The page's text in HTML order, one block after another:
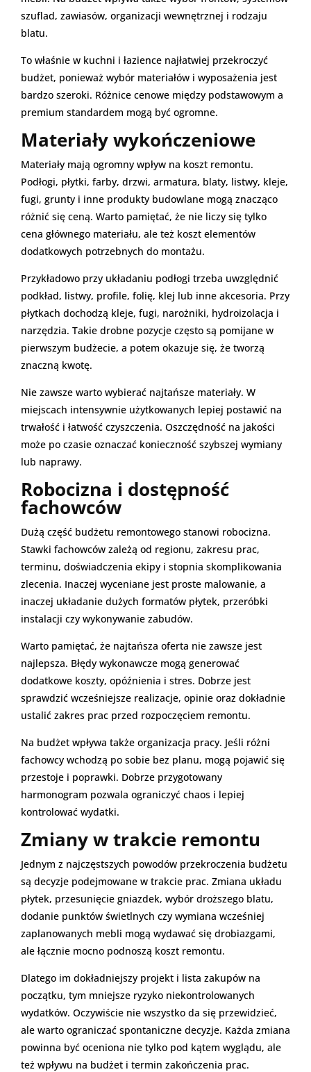
szuflad, zawiasów, organizacji wewnętrznej i rodzaju
blatu.
To właśnie w kuchni i łazience najłatwiej przekroczyć
budżet, ponieważ wybór materiałów i wyposażenia jest
bardzo szeroki. Różnice cenowe między podstawowym a
premium standardem mogą być ogromne.
Materiały wykończeniowe
Materiały mają ogromny wpływ na koszt remontu.
Podłogi, płytki, farby, drzwi, armatura, blaty, listwy, kleje,
fugi, grunty i inne produkty budowlane mogą znacząco
różnić się ceną. Warto pamiętać, że nie liczy się tylko
cena głównego materiału, ale też koszt elementów
dodatkowych potrzebnych do montażu.
Przykładowo przy układaniu podłogi trzeba uwzględnić
podkład, listwy, profile, folię, klej lub inne akcesoria. Przy
płytkach dochodzą kleje, fugi, narożniki, hydroizolacja i
narzędzia. Takie drobne pozycje często są pomijane w
pierwszym budżecie, a potem okazuje się, że tworzą
znaczną kwotę.
Nie zawsze warto wybierać najtańsze materiały. W
miejscach intensywnie użytkowanych lepiej postawić na
trwałość i łatwość czyszczenia. Oszczędność na jakości
może po czasie oznaczać konieczność szybszej wymiany
lub naprawy.
Robocizna i dostępność
fachowców
Dużą część budżetu remontowego stanowi robocizna.
Stawki fachowców zależą od regionu, zakresu prac,
terminu, doświadczenia ekipy i stopnia skomplikowania
zlecenia. Inaczej wyceniane jest proste malowanie, a
inaczej układanie dużych formatów płytek, przeróbki
instalacji czy wykonywanie zabudów.
Warto pamiętać, że najtańsza oferta nie zawsze jest
najlepsza. Błędy wykonawcze mogą generować
dodatkowe koszty, opóźnienia i stres. Dobrze jest
sprawdzić wcześniejsze realizacje, opinie oraz dokładnie
ustalić zakres prac przed rozpoczęciem remontu.
Na budżet wpływa także organizacja pracy. Jeśli różni
fachowcy wchodzą po sobie bez planu, mogą pojawić się
przestoje i poprawki. Dobrze przygotowany
harmonogram pozwala ograniczyć chaos i lepiej
kontrolować wydatki.
Zmiany w trakcie remontu
Jednym z najczęstszych powodów przekroczenia budżetu
są decyzje podejmowane w trakcie prac. Zmiana układu
płytek, przesunięcie gniazdek, wybór droższego blatu,
dodanie punktów świetlnych czy wymiana wcześniej
zaplanowanych mebli mogą wydawać się drobiazgami,
ale łącznie mocno podnoszą koszt remontu.
Dlatego im dokładniejszy projekt i lista zakupów na
początku, tym mniejsze ryzyko niekontrolowanych
wydatków. Oczywiście nie wszystko da się przewidzieć,
ale warto ograniczać spontaniczne decyzje. Każda zmiana
powinna być oceniona nie tylko pod kątem wyglądu, ale
też wpływu na budżet i termin zakończenia prac.